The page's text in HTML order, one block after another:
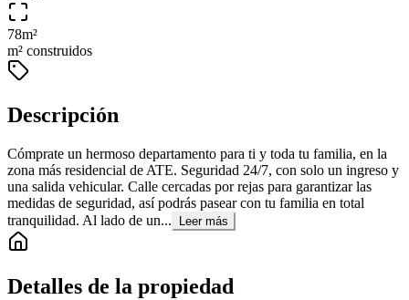
78m²
m² construidos
Descripción
Cómprate un hermoso departamento para ti y toda tu familia, en la
zona más residencial de ATE. Seguridad 24/7, con solo un ingreso y
una salida vehicular. Calle cercadas por rejas para garantizar las
medidas de seguridad, así podrás pasear con tu familia en total
tranquilidad. Al lado de un...
Leer más
Detalles de la propiedad